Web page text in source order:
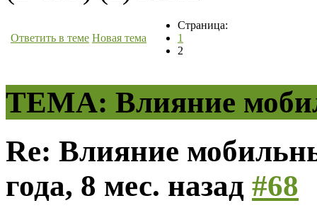
Ответить в теме Новая тема
Страница:
1
2
ТЕМА: Влияние
Re: Влияние
года, 8 мес. назад #68